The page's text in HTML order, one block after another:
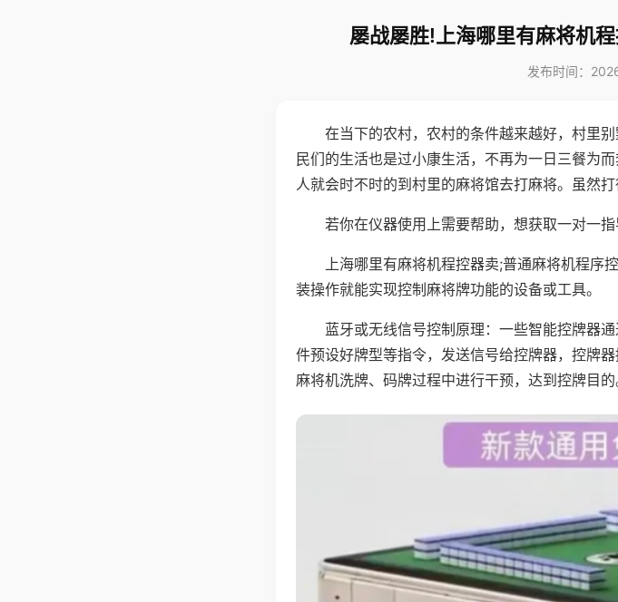
屡战屡胜!上海哪里有麻将机
发布时间：
在当下的农村，农村的条件越来越好，村里
民们的生活也是过小康生活，不再为一日三餐为
人就会时不时的到村里的麻将馆去打麻将。虽然
若你在仪器使用上需要帮助，想获取一对一
上海哪里有麻将机程控器卖;普通麻将机程序
装操作就能实现控制麻将牌功能的设备或工具。
蓝牙或无线信号控制原理：一些智能控牌器
件预设好牌型等指令，发送信号给控牌器，控牌
麻将机洗牌、码牌过程中进行干预，达到控牌目的